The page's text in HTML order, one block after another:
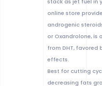
online store
androgenic
or Oxandrolone,
from DHT, favored
effects.
Best for cutting
decreasing fats